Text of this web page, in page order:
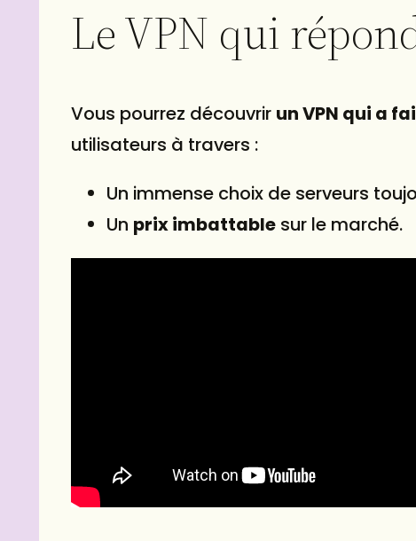
Le VPN qui
Vous pourrez découvrir un VPN qui a
utilisateurs à travers :
Un immense choix de serveurs
Un prix imbattable sur le marché.